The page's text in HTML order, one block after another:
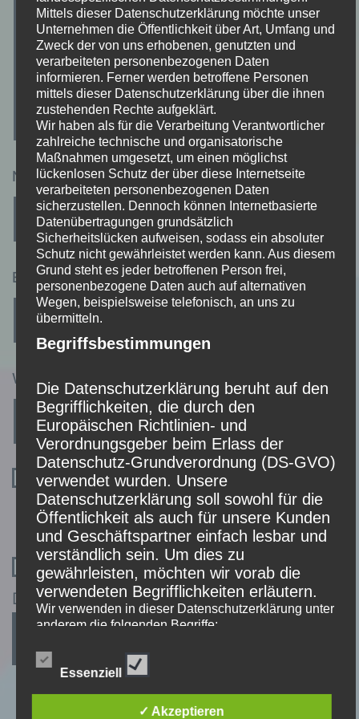
Name*
E-Mail-Adresse*
Website
Name, E-Mail-Adresse und Website in diesem
Browser für meinen nächsten Kommentar
speichern.
*Bitte besätigen Sie, dass Sie die
Datenschutzbedingungen akzeptieren.
Mittels dieser Datenschutzerklärung möchte unser
Unternehmen die Öffentlichkeit über Art, Umfang und
Zweck der von uns erhobenen, genutzten und
verarbeiteten personenbezogenen Daten
informieren. Ferner werden betroffene Personen
mittels dieser Datenschutzerklärung über die ihnen
zustehenden Rechte aufgeklärt.
Wir haben als für die Verarbeitung Verantwortlicher
zahlreiche technische und organisatorische
Maßnahmen umgesetzt, um einen möglichst
lückenlosen Schutz der über diese Internetseite
verarbeiteten personenbezogenen Daten
sicherzustellen. Dennoch können Internetbasierte
Datenübertragungen grundsätzlich
Sicherheitslücken aufweisen, sodass ein absoluter
Schutz nicht gewährleistet werden kann. Aus diesem
Grund steht es jeder betroffenen Person frei,
personenbezogene Daten auch auf alternativen
Wegen, beispielsweise telefonisch, an uns zu
übermitteln.
Begriffsbestimmungen
Die Datenschutzerklärung beruht auf den
Begrifflichkeiten, die durch den
Europäischen Richtlinien- und
Verordnungsgeber beim Erlass der
Datenschutz-Grundverordnung (DS-GVO)
verwendet wurden. Unsere
Datenschutzerklärung soll sowohl für die
Öffentlichkeit als auch für unsere Kunden
und Geschäftspartner einfach lesbar und
verständlich sein. Um dies zu
gewährleisten, möchten wir vorab die
verwendeten Begrifflichkeiten erläutern.
Wir verwenden in dieser Datenschutzerklärung unter
anderem die folgenden Begriffe:
Essenziell
✓ Akzeptieren